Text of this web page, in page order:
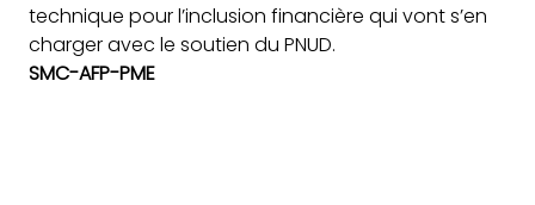
technique pour l’inclusion financière qui vont s’en
charger avec le soutien du PNUD.
SMC-AFP-PME